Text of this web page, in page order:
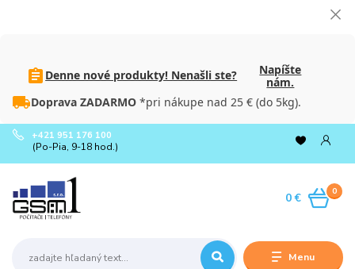
Denne nové produkty! Nenašli ste?
Napíšte
nám.
Doprava ZADARMO *pri nákupe nad 25 € (do 5kg).
Menu
+421 951 176 100
(Po-Pia, 9-18 hod.)
0
0 €